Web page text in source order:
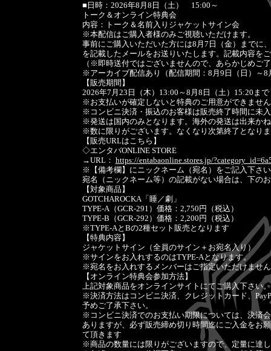
■日時：2026年8月8日（土） 15:00～
トーク＆オンライン特典会
内容：トーク＆名前入りジャケットサイン会
※本配信はご購入者様のみご視聴いただけます。
事前にご購入いただいた方には8月7日（金）までに
を記載したメールをお送りいたします。記載内容を
（※即時送付ではございませんので、あらかじめご
※アーカイブ配信あり（配信期間：8月9日（日）～8
【販売期間】
2026年7月23日（木）13:00～8月8日（土）15:20まで
※お支払いが確定しないと特典のご用意ができません
※コンビニ決済・振込のお客様は販売終了時間に未
※発送は国内のみとなります。海外の発送は出来か
※数に限りがございます。なくなり次第終了となり
【販売URLはこちら】
◇エンタバONLINE STORE
→URL： https://entabaonline.stores.jp/
※【備考欄】にニックネーム（宛名）をご記入下さ
宛名（ニックネーム等）の記載がない場合は、下の
【対象商品】
GOTCHAROCKA「睡／劇」
TYPE-A（GCR-291）価格：2,750円（税込）
TYPE-B（GCR-292）価格：2,200円（税込）
※TYPE-AとBの2種セット販売となります
【特典内容】
ジャケットサイン（全員のサイン＋お宛名入り）
※サインをお入れするのはTYPE-Aとなります。
※宛名をお入れするメンバーはご指定いただけません
【オンライン特典会参加方法】
上記対象商品をオンラインサイトにてご購入下さい。
※決済方法はコンビニ決済、クレジットカード、
予めご了承下さい。
※コンビニ決済でのお支払い期限については、決済
ありますが、必ず販売締め切り時間迄にご入金をお
て頂きます
※商品の数量には限りがございますので、定量に達